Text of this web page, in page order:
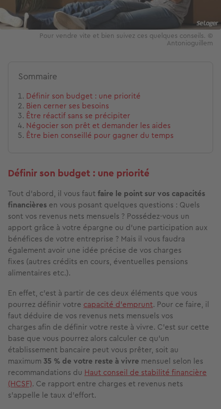
Pour vendre vite et bien suivez ces quelques conseils. ©
Antonioguillem
Sommaire
Définir son budget : une priorité
Bien cerner ses besoins
Être réactif sans se précipiter
Négocier son prêt et demander les aides
Être bien conseillé pour gagner du temps
Définir son budget : une priorité
Tout d’abord, il vous faut faire le point sur vos capacités
financières en vous posant quelques questions : Quels
sont vos revenus nets mensuels ? Possédez-vous un
apport grâce à votre épargne ou d’une participation aux
bénéfices de votre entreprise ? Mais il vous faudra
également avoir une idée précise de vos charges
fixes (autres crédits en cours, éventuelles pensions
alimentaires etc.).
En effet, c'est à partir de ces deux éléments que vous
pourrez définir votre capacité d’emprunt. Pour ce faire, il
faut déduire de vos revenus nets mensuels vos
charges afin de définir votre reste à vivre. C’est sur cette
base que vous pourrez alors calculer ce qu’un
établissement bancaire peut vous prêter, soit au
maximum 35 % de votre reste à vivre mensuel selon les
recommandations du Haut conseil de stabilité financière
(HCSF). Ce rapport entre charges et revenus nets
s'appelle le taux d’effort.